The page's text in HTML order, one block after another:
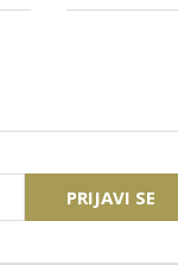
PRIJAVI SE